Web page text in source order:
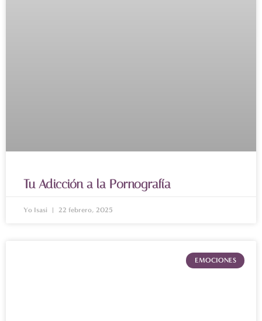
Tu Adicción a la Pornografía
Yo Isasi 22 febrero, 2025
EMOCIONES